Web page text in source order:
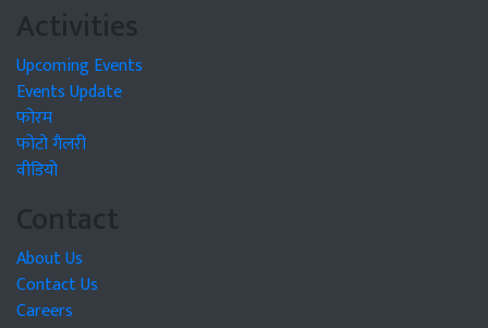
Activities
Upcoming Events
Events Update
फोरम
फोटो गैलरी
वीडियो
Contact
About Us
Contact Us
Careers